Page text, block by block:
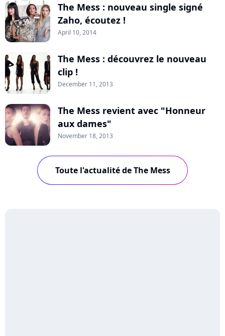
The Mess : nouveau single signé
Zaho, écoutez !
April 10, 2014
The Mess : découvrez le nouveau
clip !
December 11, 2013
The Mess revient avec "Honneur
aux dames"
November 18, 2013
Toute l'actualité de The Mess